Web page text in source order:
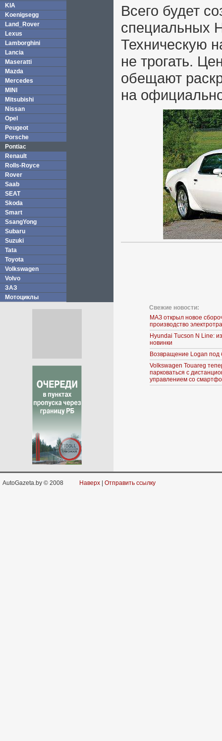
KIA
Koenigsegg
Land_Rover
Lexus
Lamborghini
Lancia
Maseratti
Mazda
Mercedes
MINI
Mitsubishi
Nissan
Opel
Peugeot
Porsche
Pontiac
Renault
Rolls-Royce
Rover
Saab
SEAT
Skoda
Smart
SsangYong
Subaru
Suzuki
Tata
Toyota
Volkswagen
Volvo
ЗАЗ
Мотоциклы
Всего будет
специальных
Техническую
не трогать.
обещают
на
Свежие новости:
МАЗ открыл новое
производство
Hyundai Tucson N Line:
новинки
Возвращение Logan под
Volkswagen Touareg
парковаться с
управлением со
AutoGazeta.by © 2008 Наверх Отправить ссылку